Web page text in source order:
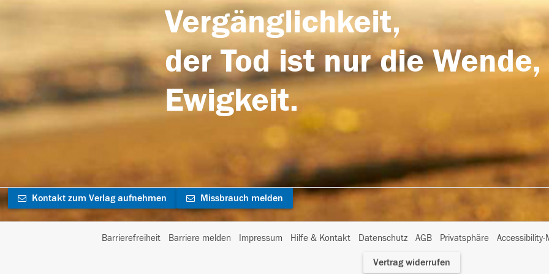
Vergänglichkeit,
der Tod ist nur die
Ewigkeit.
Kontakt zum Verlag aufnehmen Missbrauch melden
Barrierefreiheit Barriere melden Impressum Hilfe & Kontakt Datenschutz AGB Privatsphäre
I
Vertrag widerrufen